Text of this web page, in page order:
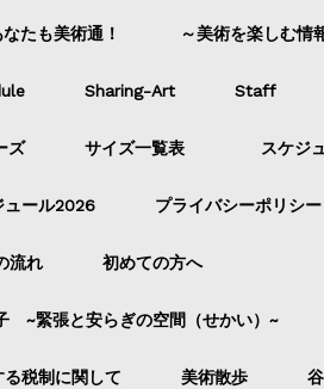
たも美術通！ ～美術を楽しむ情
Sharing-Art Staff
ズ サイズ一覧表 スケジ
ュール2026 プライバシーポリシー
流れ 初めての方へ
~緊張と安らぎの空間（せかい）~
税制に関して 美術散歩